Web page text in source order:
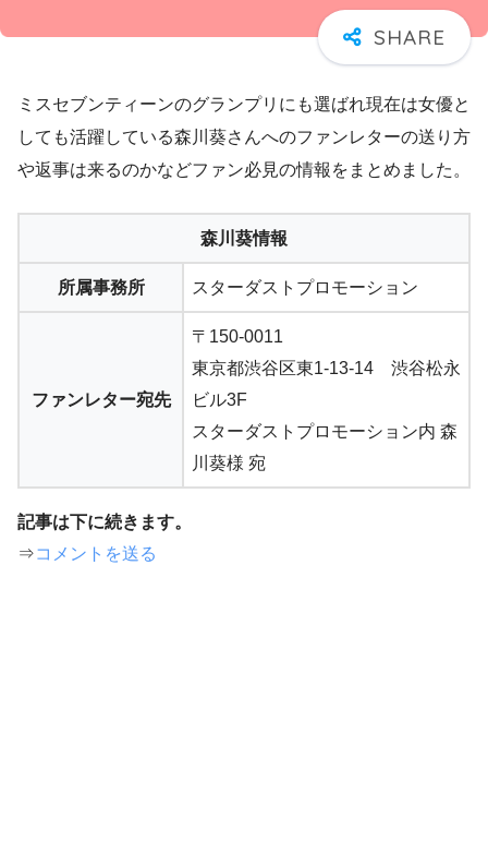
ミスセブンティーンのグランプリにも選ばれ現在は女優と
しても活躍している森川葵さんへのファンレターの送り方
や返事は来るのかなどファン必見の情報をまとめました。
森川葵情報
所属事務所 スターダストプロモーション
ファンレター宛先
〒150-0011
東京都渋谷区東1-13-14 渋谷松永
ビル3F
スターダストプロモーション内 森
川葵様 宛
記事は下に続きます。
⇒コメントを送る